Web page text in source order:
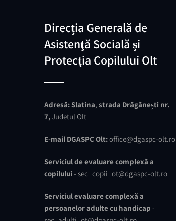
Direcţia Generală de
Asistenţă Socială şi
Protecţia Copilului Olt
Adresă:Slatina, strada Drăgănești nr.
7,Judetul Olt
E-mail DGASPC Olt:office@dgaspc-olt.ro
Serviciul de evaluare complexă a
copilului - sec_copii_ot@dgaspc-olt.ro
Serviciul evaluare complexă a
persoanelor adulte cu handicap -